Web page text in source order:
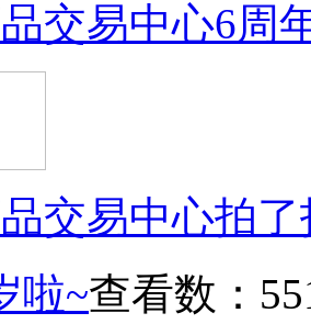
交易中心6周
交易中心拍
啦~查看数：